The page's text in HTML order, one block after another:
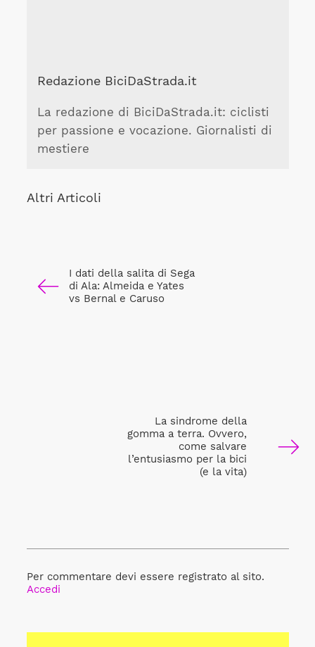
Redazione BiciDaStrada.it
La redazione di BiciDaStrada.it: ciclisti
per passione e vocazione. Giornalisti di
mestiere
Altri Articoli
I dati della salita di Sega
di Ala: Almeida e Yates
vs Bernal e Caruso
La sindrome della
gomma a terra. Ovvero,
come salvare
l’entusiasmo per la bici
(e la vita)
Per commentare devi essere registrato al sito.
Accedi